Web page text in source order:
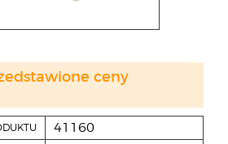
41160
ceny